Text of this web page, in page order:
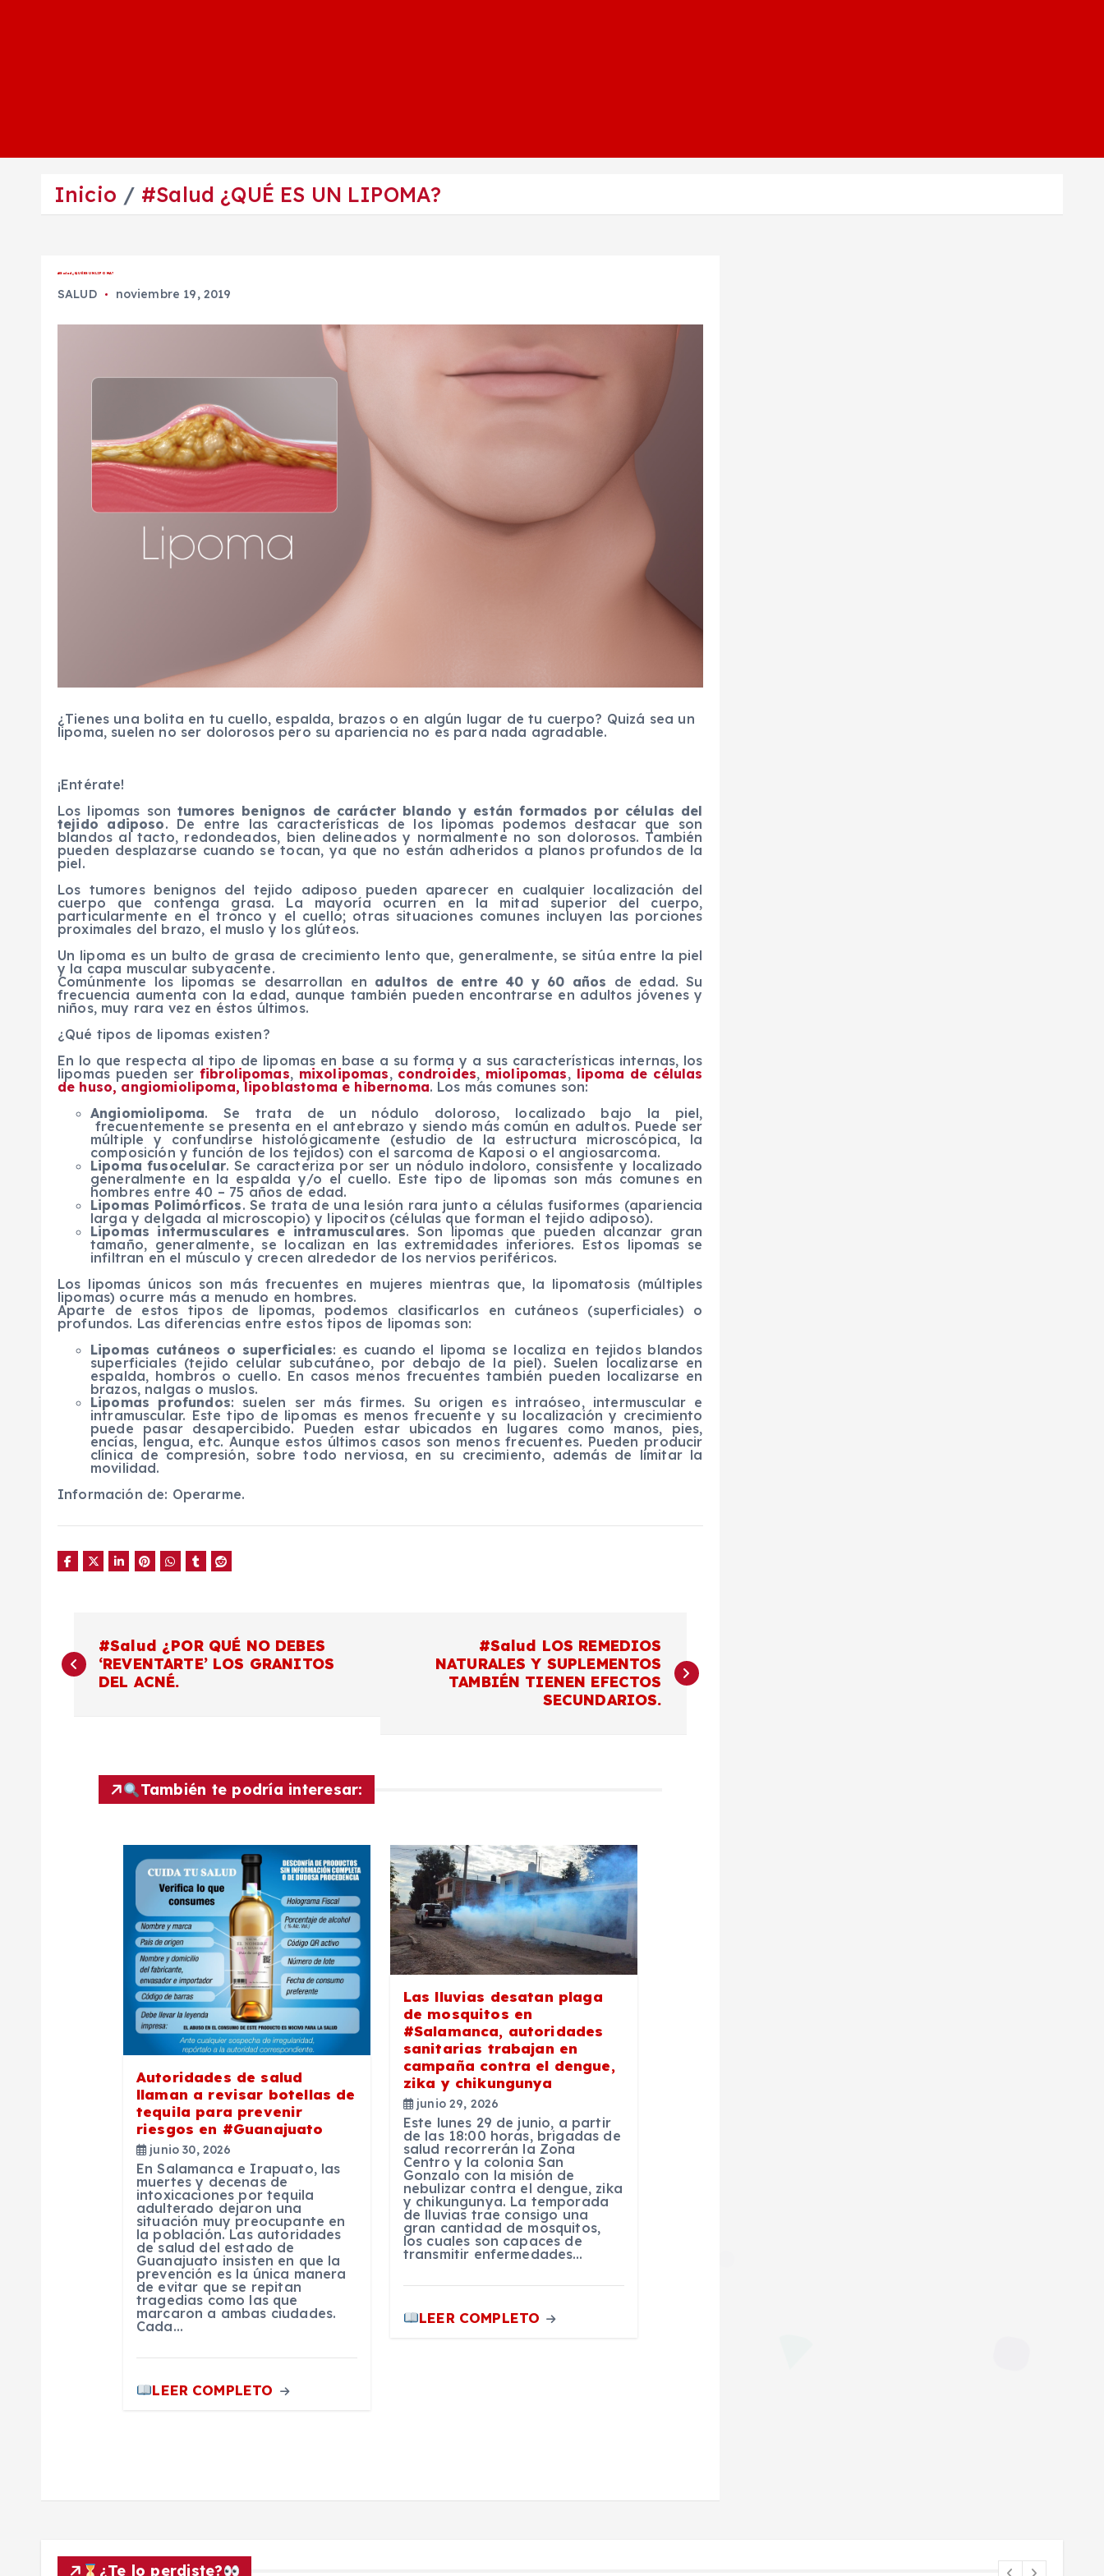
Inicio #Salud ¿QUÉ ES UN LIPOMA?
#Salud ¿QUÉ ES UN LIPOMA?
SALUD noviembre 19, 2019
¿Tienes una bolita en tu cuello, espalda, brazos o en algún lugar de tu cuerpo? Quizá sea un
lipoma, suelen no ser dolorosos pero su apariencia no es para nada agradable.
¡Entérate!
Los lipomas sontumores benignos de carácter blando y están formados por células del
tejido adiposo. De entre las características de los lipomas podemos destacar que son
blandos al tacto, redondeados, bien delineados y normalmente no son dolorosos. También
pueden desplazarse cuando se tocan, ya que no están adheridos a planos profundos de la
piel.
Los tumores benignos del tejido adiposo pueden aparecer en cualquier localización del
cuerpo que contenga grasa. La mayoría ocurren en la mitad superior del cuerpo,
particularmente en el tronco y el cuello; otras situaciones comunes incluyen las porciones
proximales del brazo, el muslo y los glúteos.
Un lipoma es un bulto de grasa de crecimiento lento que, generalmente, se sitúa entre la piel
y la capa muscular subyacente.
Comúnmente los lipomas se desarrollan en adultos de entre 40 y 60 años de edad. Su
frecuencia aumenta con la edad, aunque también pueden encontrarse en adultos jóvenes y
niños, muy rara vez en éstos últimos.
¿Qué tipos de lipomas existen?
En lo que respecta al tipo de lipomas en base a su forma y a sus características internas, los
lipomas pueden ser fibrolipomas, mixolipomas, condroides, miolipomas, lipoma de células
de huso, angiomiolipoma, lipoblastoma e hibernoma. Los más comunes son:
Angiomiolipoma. Se trata de un nódulo doloroso, localizado bajo la piel,
frecuentemente se presenta en el antebrazo y siendo más común en adultos. Puede ser
múltiple y confundirse histológicamente (estudio de la estructura microscópica, la
composición y función de los tejidos) con el sarcoma de Kaposi o el angiosarcoma.
Lipoma fusocelular. Se caracteriza por ser un nódulo indoloro, consistente y localizado
generalmente en la espalda y/o el cuello. Este tipo de lipomas son más comunes en
hombres entre 40 – 75 años de edad.
Lipomas Polimórficos. Se trata de una lesión rara junto a células fusiformes (apariencia
larga y delgada al microscopio) y lipocitos (células que forman el tejido adiposo).
Lipomas intermusculares e intramusculares. Son lipomas que pueden alcanzar gran
tamaño, generalmente, se localizan en las extremidades inferiores. Estos lipomas se
infiltran en el músculo y crecen alrededor de los nervios periféricos.
Los lipomas únicos son más frecuentes en mujeres mientras que, la lipomatosis (múltiples
lipomas) ocurre más a menudo en hombres.
Aparte de estos tipos de lipomas, podemos clasificarlos en cutáneos (superficiales) o
profundos. Las diferencias entre estos tipos de lipomas son:
Lipomas cutáneos o superficiales: es cuando el lipoma se localiza en tejidos blandos
superficiales (tejido celular subcutáneo, por debajo de la piel). Suelen localizarse en
espalda, hombros o cuello. En casos menos frecuentes también pueden localizarse en
brazos, nalgas o muslos.
Lipomas profundos: suelen ser más firmes. Su origen es intraóseo, intermuscular e
intramuscular. Este tipo de lipomas es menos frecuente y su localización y crecimiento
puede pasar desapercibido. Pueden estar ubicados en lugares como manos, pies,
encías, lengua, etc. Aunque estos últimos casos son menos frecuentes. Pueden producir
clínica de compresión, sobre todo nerviosa, en su crecimiento, además de limitar la
movilidad.
Información de: Operarme.
a
s
#Salud ¿POR QUÉ NO DEBES
‘REVENTARTE’ LOS GRANITOS
DEL ACNÉ.
#Salud LOS REMEDIOS
NATURALES Y SUPLEMENTOS
TAMBIÉN TIENEN EFECTOS
SECUNDARIOS.
También te podría interesar:
Autoridades de salud
llaman a revisar botellas de
tequila para prevenir
riesgos en #Guanajuato
junio 30, 2026
En Salamanca e Irapuato, las
muertes y decenas de
intoxicaciones por tequila
adulterado dejaron una
situación muy preocupante en
la población. Las autoridades
de salud del estado de
Guanajuato insisten en que la
prevención es la única manera
de evitar que se repitan
tragedias como las que
marcaron a ambas ciudades.
Cada…
LEER COMPLETO
Las lluvias desatan plaga
de mosquitos en
#Salamanca, autoridades
sanitarias trabajan en
campaña contra el dengue,
zika y chikungunya
junio 29, 2026
Este lunes 29 de junio, a partir
de las 18:00 horas, brigadas de
salud recorrerán la Zona
Centro y la colonia San
Gonzalo con la misión de
nebulizar contra el dengue, zika
y chikungunya. La temporada
de lluvias trae consigo una
gran cantidad de mosquitos,
los cuales son capaces de
transmitir enfermedades…
LEER COMPLETO
¿Te lo perdiste?